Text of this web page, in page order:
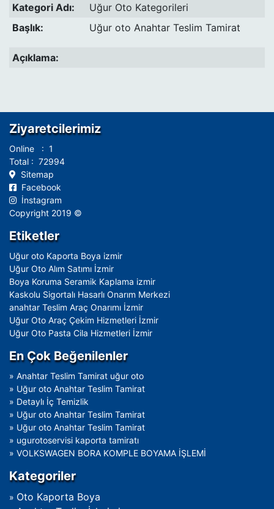
Kategori Adı:
Uğur Oto Kategorileri
Başlık:
Uğur oto Anahtar Teslim Tamirat
Açıklama:
Ziyaretcilerimiz
Online : 1
Total : 72994
Sitemap
Facebook
İnstagram
Copyright 2019 ©
Etiketler
Uğur oto Kaporta Boya izmir
Uğur Oto Alım Satımı İzmir
Boya Koruma Seramik Kaplama izmir
Kaskolu Sigortalı Hasarlı Onarım Merkezi
anahtar Teslim Araç Onarımı İzmir
Uğur Oto Araç Çekim Hizmetleri İzmir
Uğur Oto Pasta Cila Hizmetleri İzmir
En Çok Beğenilenler
» Anahtar Teslim Tamirat uğur oto
» Uğur oto Anahtar Teslim Tamirat
» Detaylı İç Temizlik
» Uğur oto Anahtar Teslim Tamirat
» Uğur oto Anahtar Teslim Tamirat
» ugurotoservisi kaporta tamiratı
» VOLKSWAGEN BORA KOMPLE BOYAMA İŞLEMİ
Kategoriler
» Oto Kaporta Boya